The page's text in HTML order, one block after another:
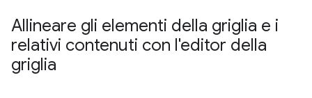
Allineare gli elementi della griglia e i
relativi contenuti con l'editor della
griglia